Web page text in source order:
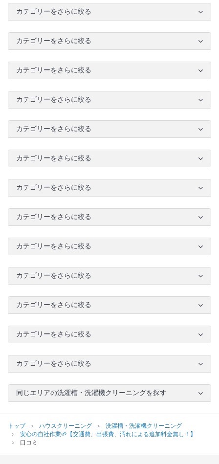
カテゴリーをさらに絞る
カテゴリーをさらに絞る
カテゴリーをさらに絞る
カテゴリーをさらに絞る
カテゴリーをさらに絞る
カテゴリーをさらに絞る
カテゴリーをさらに絞る
カテゴリーをさらに絞る
カテゴリーをさらに絞る
カテゴリーをさらに絞る
カテゴリーをさらに絞る
カテゴリーをさらに絞る
カテゴリーをさらに絞る
同じエリアの洗濯槽・洗濯機クリーニングを探す
トップ ハウスクリーニング
洗濯槽・洗濯機クリーニング
安心の自社作業🌱【交通費、出張費、汚れによる追加料金無し！】
口コミ